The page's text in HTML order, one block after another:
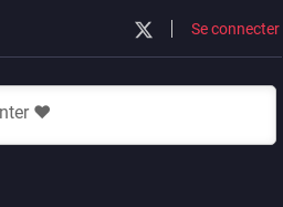
Se connecter